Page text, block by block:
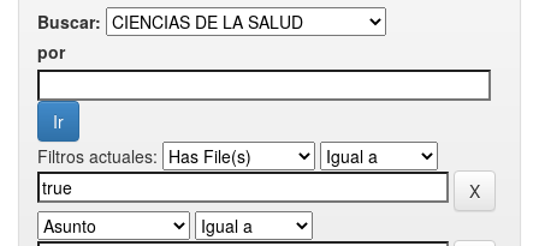
Buscar:
por
Filtros actuales: